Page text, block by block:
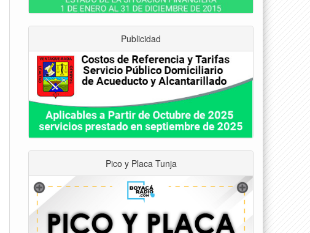
Publicidad
Pico y Placa Tunja